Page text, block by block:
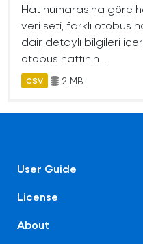
Hat numarasına göre
veri seti, farklı otobüs
dair detaylı bilgileri
otobüs hattının...
CSV 2 MB
User Guide
License
About